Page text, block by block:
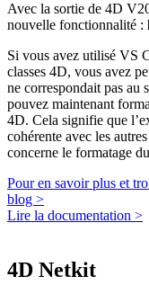
Avec la sortie de 4D
nouvelle fonctionnalité :
Si vous avez utilisé VS
classes 4D, vous avez
ne correspondait pas au
pouvez maintenant
4D. Cela signifie que
cohérente avec les
concerne le formatage
Pour en savoir plus et
blog >
Lire la documentation >
4D Netkit